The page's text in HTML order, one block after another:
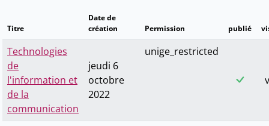
Titre
Date de
création
Permission publié
Technologies
de
l'information et
de la
communication
jeudi 6
octobre
2022
unige_restricted